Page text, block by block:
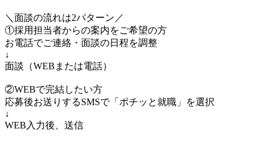
＼面談の流れは2パターン／
①採用担当者からの案内をご希望の方
お電話でご連絡・面談の日程を調整
↓
面談（WEBまたは電話）
②WEBで完結したい方
応募後お送りするSMSで「ポチッと就職」を選択
↓
WEB入力後、送信